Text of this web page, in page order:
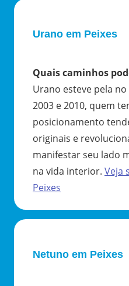
Urano em Peixes
Quais caminhos
Urano esteve pela
2003 e 2010, quem
posicionamento
originais e
manifestar seu lado
na vida interior. Veja
Peixes
Netuno em Peixes